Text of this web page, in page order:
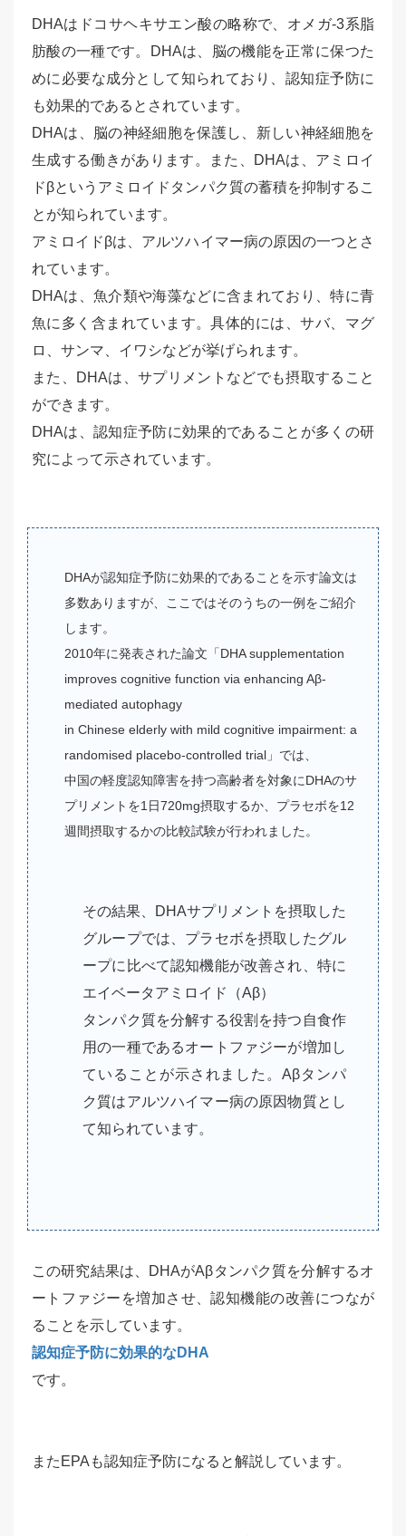
DHAはドコサヘキサエン酸の略称で、オメガ-3系脂
肪酸の一種です。DHAは、脳の機能を正常に保つた
めに必要な成分として知られており、認知症予防に
も効果的であるとされています。
DHAは、脳の神経細胞を保護し、新しい神経細胞を
生成する働きがあります。また、DHAは、アミロイ
ドβというアミロイドタンパク質の蓄積を抑制するこ
とが知られています。
アミロイドβは、アルツハイマー病の原因の一つとさ
れています。
DHAは、魚介類や海藻などに含まれており、特に青
魚に多く含まれています。具体的には、サバ、マグ
ロ、サンマ、イワシなどが挙げられます。
また、DHAは、サプリメントなどでも摂取すること
ができます。
DHAは、認知症予防に効果的であることが多くの研
究によって示されています。
DHAが認知症予防に効果的であることを示す論文は
多数ありますが、ここではそのうちの一例をご紹介
します。
2010年に発表された論文「DHA supplementation
improves cognitive function via enhancing Aβ-
mediated autophagy
in Chinese elderly with mild cognitive impairment: a
randomised placebo-controlled trial」では、
中国の軽度認知障害を持つ高齢者を対象にDHAのサ
プリメントを1日720mg摂取するか、プラセボを12
週間摂取するかの比較試験が行われました。
その結果、DHAサプリメントを摂取した
グループでは、プラセボを摂取したグル
ープに比べて認知機能が改善され、特に
エイベータアミロイド（Aβ）
タンパク質を分解する役割を持つ自食作
用の一種であるオートファジーが増加し
ていることが示されました。Aβタンパ
ク質はアルツハイマー病の原因物質とし
て知られています。
この研究結果は、DHAがAβタンパク質を分解するオ
ートファジーを増加させ、認知機能の改善につなが
ることを示しています。
認知症予防に効果的なDHA
です。
またEPAも認知症予防になると解説しています。